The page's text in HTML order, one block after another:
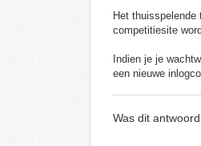
Het
competitiesite
Indien je je
een nieuwe
Was dit